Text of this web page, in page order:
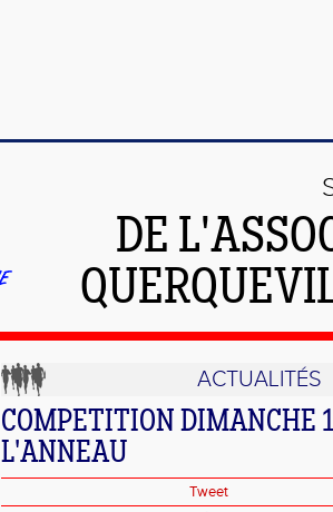
DE
ACTUALITÉS
COMPETITION DIMANCHE
L'ANNEAU
Tweet